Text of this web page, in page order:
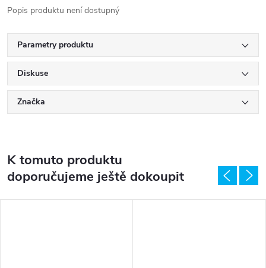
Popis produktu není dostupný
Parametry produktu
Diskuse
Značka
K tomuto produktu
doporučujeme ještě dokoupit